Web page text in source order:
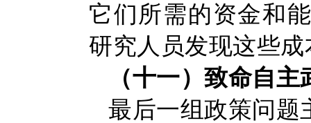
它们所需的资金和
研究人员发现这些
（十一）致命自
最后一组政策问题